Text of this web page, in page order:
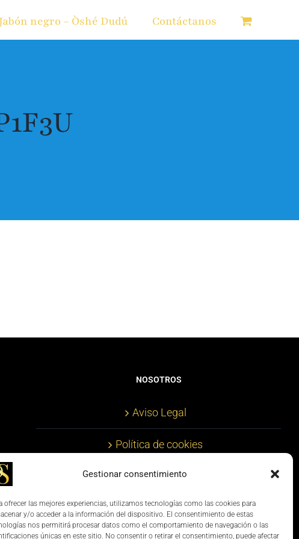
Gestionar consentimiento
ofrecer las mejores experiencias, utilizamos tecnologías como las cookies para
y/o acceder a la información del dispositivo. El consentimiento de estas
nos permitirá procesar datos como el comportamiento de navegación o las
únicas en este sitio. No consentir o retirar el consentimiento, puede afectar
negro – Òshé Dudú Contáctanos
NOSOTROS
Aviso Legal
Política de cookies
Política de privacidad
Términos y condiciones